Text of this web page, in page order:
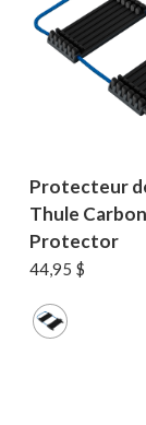
Protecteur
Thule
Protector
44,95 $